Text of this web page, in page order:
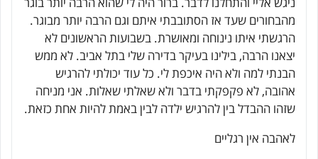
מהבחורים שעד אז הסתובבתי איתם וגם הרבה יותר מבוגר.
הרגשתי איתו נינוחה ומאושרת. בשבועות הראשונים לא
יצאנו הרבה, בילינו בעיקר בדירה שלי בתל אביב. לא ממש
הבנתי למה ולא היה איכפת לי. כל עוד יכולתי להרגיש
אהובה, לא פקפקתי בדבר ולא שאלתי שאלות. אני מניחה
שזהו ההבדל בין להרגיש ילדה לבין באמת להיות אחת כזאת.
לאהבה אין רגליים